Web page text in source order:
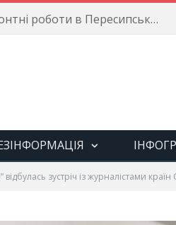
Енергетики завершили ремонтні роботи в Пересипському районі
зустріч із журналістами